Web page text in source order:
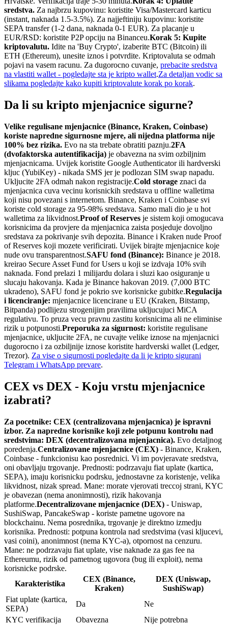
sredstva. Za najbrzu kupovinu: koristite Visa/Mastercard karticu
(instant, naknada 1.5-3.5%). Za najjeftiniju kupovinu: koristite
SEPA transfer (1-2 dana, naknada 0-1 EUR). Za placanje u
EUR/RSD: koristite P2P opciju na Binanceu.Korak 5: Kupite
kriptovalutu. Idite na 'Buy Crypto', izaberite BTC (Bitcoin) ili
ETH (Ethereum), unesite iznos i potvrdite. Kriptovaluta se odmah
pojavi na vasem racunu. Za dugorocno cuvanje, prebacite sredstva
na vlastiti wallet - pogledajte sta je kripto wallet.Za detaljan vodic sa
slikama pogledajte kako kupiti kriptovalute korak po korak.
Da li su kripto mjenjacnice sigurne?
Velike regulisane mjenjacnice (Binance, Kraken, Coinbase)
koriste napredne sigurnosne mjere, ali nijedna platforma nije
100% bez rizika. Evo na sta trebate obratiti paznju.2FA
(dvofaktorska autentifikacija) je obavezna na svim ozbiljnim
mjenjacnicama. Uvijek koristite Google Authenticator ili hardverski
kljuc (YubiKey) - nikada SMS jer je podlozan SIM swap napadu.
Ukljucite 2FA odmah nakon registracije.Cold storage znaci da
mjenjacnica cuva vecinu korisnickih sredstava u offline walletima
koji nisu povezani s internetom. Binance, Kraken i Coinbase svi
koriste cold storage za 95-98% sredstava. Samo mali dio je u hot
walletima za likvidnost.Proof of Reserves je sistem koji omogucava
korisnicima da provjere da mjenjacnica zaista posjeduje dovoljno
sredstava za pokrivanje svih depozita. Binance i Kraken nude Proof
of Reserves koji mozete verificirati. Uvijek birajte mjenjacnice koje
nude ovu transparentnost.SAFU fond (Binance): Binance je 2018.
kreirao Secure Asset Fund for Users u koji se izdvaja 10% svih
naknada. Fond prelazi 1 milijardu dolara i sluzi kao osiguranje u
slucaju hakovanja. Kada je Binance hakovan 2019. (7,000 BTC
ukradeno), SAFU fond je pokrio sve korisnicke gubitke.Regulacija
i licenciranje: mjenjacnice licencirane u EU (Kraken, Bitstamp,
Bitpanda) podlijezu strogenijim pravilima ukljucujuci MiCA
regulativu. To pruza vecu pravnu zastitu korisnicima ali ne eliminise
rizik u potpunosti.Preporuka za sigurnost: koristite regulisane
mjenjacnice, ukljucite 2FA, ne cuvajte velike iznose na mjenjacnici
dugorocno i za ozbiljnije iznose koristite hardverski wallet (Ledger,
Trezor). Za vise o sigurnosti pogledajte da li je kripto sigurani
Telegram i WhatsApp prevare.
CEX vs DEX - Koju vrstu mjenjacnice
izabrati?
Za pocetnike: CEX (centralizovana mjenjacnica) je ispravni
izbor. Za napredne korisnike koji zele potpunu kontrolu nad
sredstvima: DEX (decentralizovana mjenjacnica). Evo detaljnog
poredenja.Centralizovane mjenjacnice (CEX) - Binance, Kraken,
Coinbase - funkcionisu kao posrednici. Vi im povjeravate sredstva,
oni obavljaju trgovanje. Prednosti: podrzavaju fiat uplate (kartica,
SEPA), imaju korisnicku podrsku, jednostavne za koristenje, velika
likvidnost, nizak spread. Mane: morate vjerovati treccoj strani, KYC
je obavezan (nema anonimnosti), rizik hakovanja
platforme.Decentralizovane mjenjacnice (DEX) - Uniswap,
SushiSwap, PancakeSwap - koriste pametne ugovore na
blockchainu. Nema posrednika, trgovanje je direktno izmedju
korisnika. Prednosti: potpuna kontrola nad sredstvima (vasi kljucevi,
vasi coini), anonimnost (nema KYC-a), otpornost na cenzuru.
Mane: ne podrzavaju fiat uplate, vise naknade za gas fee na
Ethereumu, rizik od pametnog ugovora (bug ili exploit), nema
korisnicke podrske.
Karakteristika
CEX (Binance,
Kraken)
DEX (Uniswap,
SushiSwap)
Fiat uplate (kartica,
SEPA)
Da
Ne
KYC verifikacija
Obavezna
Nije potrebna